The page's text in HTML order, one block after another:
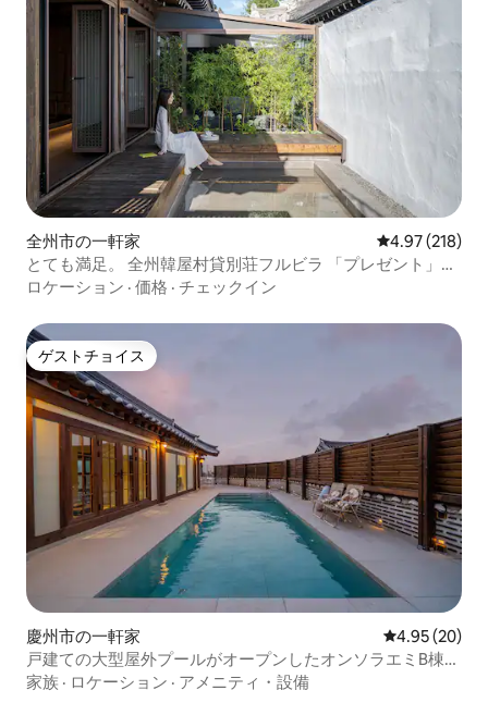
全州市の一軒家 レビュー218
4.97 (218)
とても満足。 全州韓屋村貸別荘フルビラ 「プレゼント」の
ような一日
ロケーション · 価格 · チェックイン
ゲストチョイス
ゲストチョイス
慶州市の一軒家 レビュー20
4.95 (20)
戸建ての大型屋外プールがオープンしたオンソラエミB棟／
戸建ての韓屋ステイ
家族 · ロケーション · アメニティ・設備